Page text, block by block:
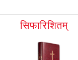
सिफारिशितम्